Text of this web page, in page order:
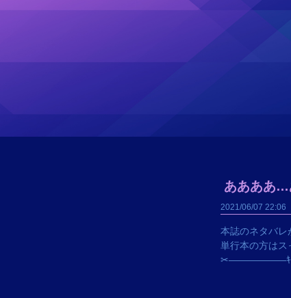
ああああ
2021/06/07 22:06
本誌のネタバレ
単行本の方はス
✂――――――ｷ